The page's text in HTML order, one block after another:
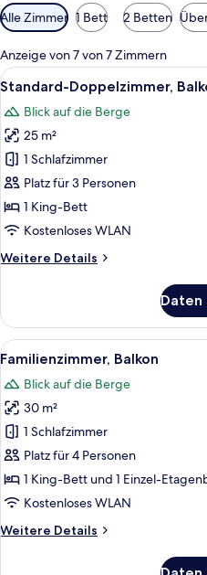
Verfügbare
Filter
für
Zimmer
Alle Zimmer 1 Bett 2 Betten
Anzeige von 7 von 7 Zimmern
Alle
Fotos
für
Standard-
Doppelzimmer,
Balkon
anzeigen
4
Standard-Doppelzimmer,
Blick auf die Berge
25 m²
1 Schlafzimmer
Platz für 3 Personen
1 King-Bett
Kostenloses WLAN
Weitere Details
Weitere
Doppelzimmer,
Balkon
Daten
Alle
Fotos
für
Familienzimmer,
Balkon
anzeigen
4
Familienzimmer, Balkon
Blick auf die Berge
30 m²
1 Schlafzimmer
Platz für 4 Personen
1 King-Bett und 1 Einzel-
Kostenloses WLAN
Weitere Details
Weitere